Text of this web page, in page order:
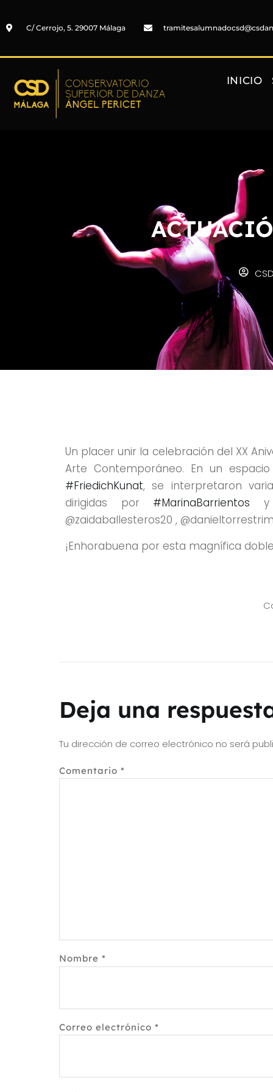
C/ Cerrojo, 5. 29007 Málaga
INICIO
Un placer unir la celebración del XX
Arte Contemporáneo. En un
#FriedichKunat, se interpretaron
dirigidas por #MarinaBarrientos y
@zaidaballesteros20 ,
¡Enhorabuena por esta magnífica
Deja una
Tu dirección de correo electrónico no será
Comentario *
Nombre *
Correo electrónico *